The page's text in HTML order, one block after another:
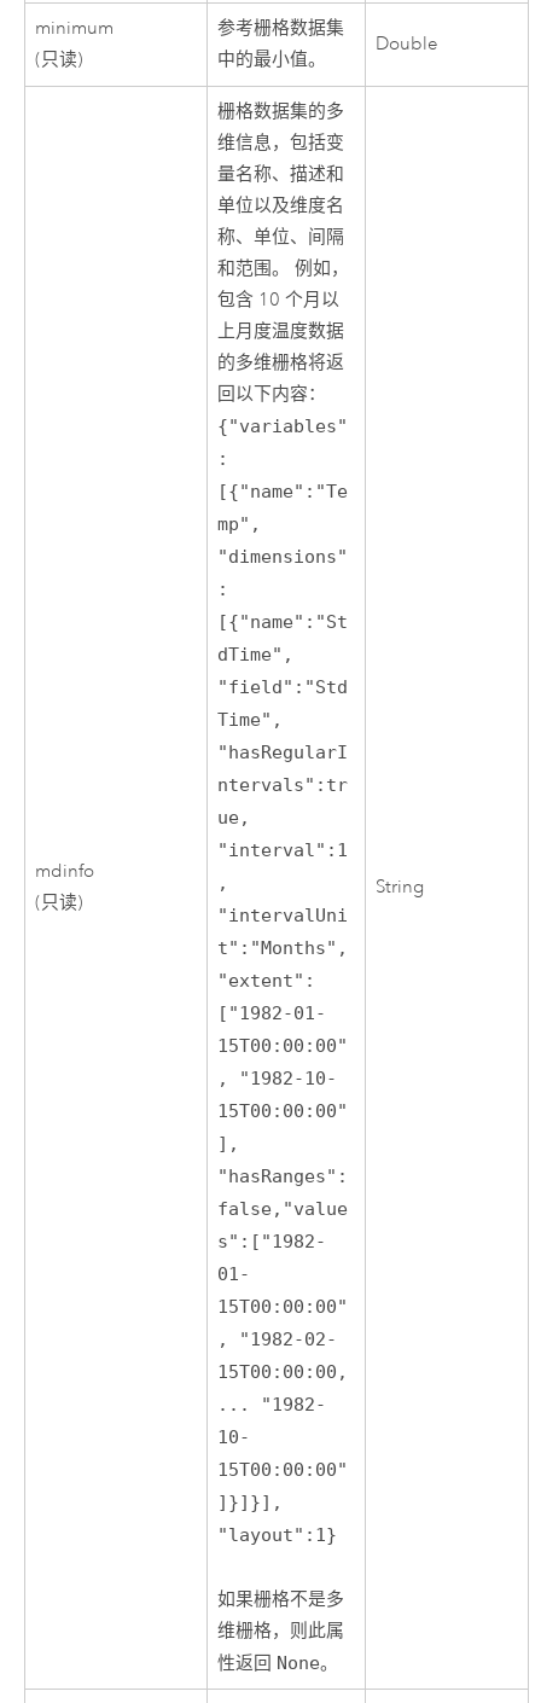
minimum
(只读)
参考栅格数据集
中的最小值。
Double
mdinfo
(只读)
栅格数据集的多
维信息，包括变
量名称、描述和
单位以及维度名
称、单位、间隔
和范围。 例如，
包含 10 个月以
上月度温度数据
的多维栅格将返
回以下内容：
{"variables"
:
[{"name":"Te
mp",
"dimensions"
:
[{"name":"St
dTime",
"field":"Std
Time",
"hasRegularI
ntervals":tr
ue,
"interval":1
,
"intervalUni
t":"Months",
"extent":
["1982-01-
15T00:00:00"
, "1982-10-
15T00:00:00"
],
"hasRanges":
false,"value
s":["1982-
01-
15T00:00:00"
, "1982-02-
15T00:00:00,
... "1982-
10-
15T00:00:00"
]}]}],
"layout":1}
如果栅格不是多
维栅格，则此属
性返回 None。
String